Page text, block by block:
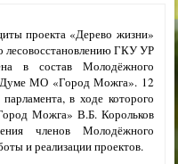
проекта «Дерево жизни»
лесовосстановлению ГКУ УР
в состав Молодёжного
Думе МО «Город Можга». 12
в ходе которого
Можга» В.Б. Корольков
членов Молодёжного
и реализации проектов.